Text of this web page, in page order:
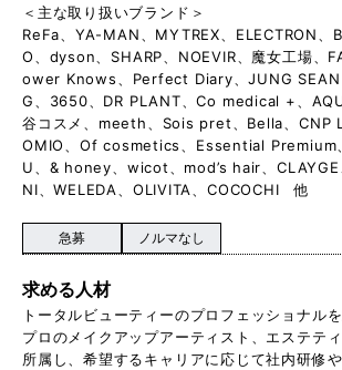
＜主な取り扱いブランド＞
ReFa、YA-MAN、MYTREX、ELECTRON、
O、dyson、SHARP、NOEVIR、魔女工場、
ower Knows、Perfect Diary、JUNG SEAN
G、3650、DR PLANT、Co medical +、
谷コスメ、meeth、Sois pret、Bella、CNP
OMIO、Of cosmetics、Essential Premium
U、& honey、wicot、mod’s hair、
NI、WELEDA、OLIVITA、COCOCHI 他
急募 ノルマなし
求める人材
トータルビューティーのプロフェッショナルを
プロのメイクアップアーティスト、エステテ
所属し、希望するキャリアに応じて社内研修